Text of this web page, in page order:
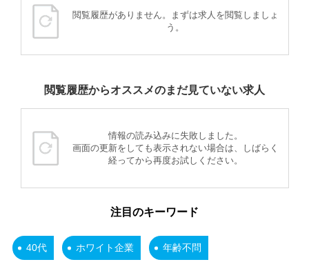
閲覧履歴がありません。まずは求人を閲覧しましょ
う。
閲覧履歴からオススメのまだ見ていない求人
情報の読み込みに失敗しました。
画面の更新をしても表示されない場合は、しばらく
経ってから再度お試しください。
注目のキーワード
40代 ホワイト企業 年齢不問